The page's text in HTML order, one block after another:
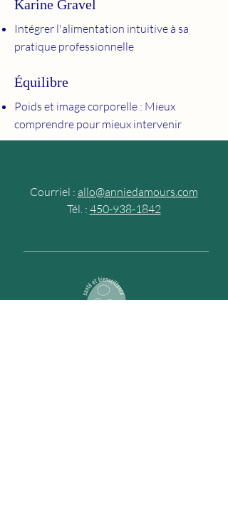
Karine Gravel
Intégrer l'alimentation intuitive à sa
pratique professionnelle
Équilibre
Poids et image corporelle : Mieux
comprendre pour mieux intervenir
Courriel : allo@anniedamours.com
Tél. : 450-938-1842